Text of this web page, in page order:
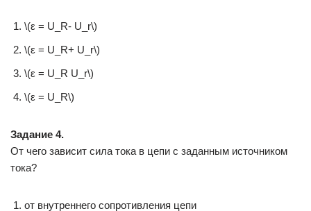
\(ε = U_R- U_r\)
\(ε = U_R+ U_r\)
\(ε = U_R U_r\)
\(ε = U_R\)
Задание 4.
От чего зависит сила тока в цепи с заданным источником
тока?
от внутреннего сопротивления цепи